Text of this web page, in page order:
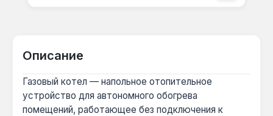
Описание
Газовый котел — напольное отопительное
устройство для автономного обогрева
помещений, работающее без подключения к